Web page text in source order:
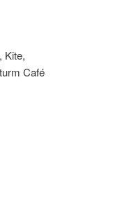
Kite,
Café